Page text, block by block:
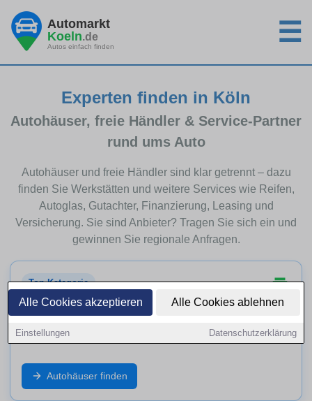
Alle Cookies akzeptieren Alle Cookies ablehnen
Einstellungen Datenschutzerklärung
Automarkt
Koeln.de
Autos einfach finden ☰
Experten finden in Köln
Autohäuser, freie Händler & Service-Partner
rund ums Auto
Autohäuser und freie Händler sind klar getrennt – dazu
finden Sie Werkstätten und weitere Services wie Reifen,
Autoglas, Gutachter, Finanzierung, Leasing und
Versicherung. Sie sind Anbieter? Tragen Sie sich ein und
gewinnen Sie regionale Anfragen.
Top-Kategorie
Autohäuser
Mehr anzeigen
Markenbetrieb, Neuwagen, geprüfte Gebrauchte und
Service aus einer Hand: Finde Autohäuser in Köln und
vergleiche Angebote, Probefahrt und Werkstatt-
Autohäuser finden